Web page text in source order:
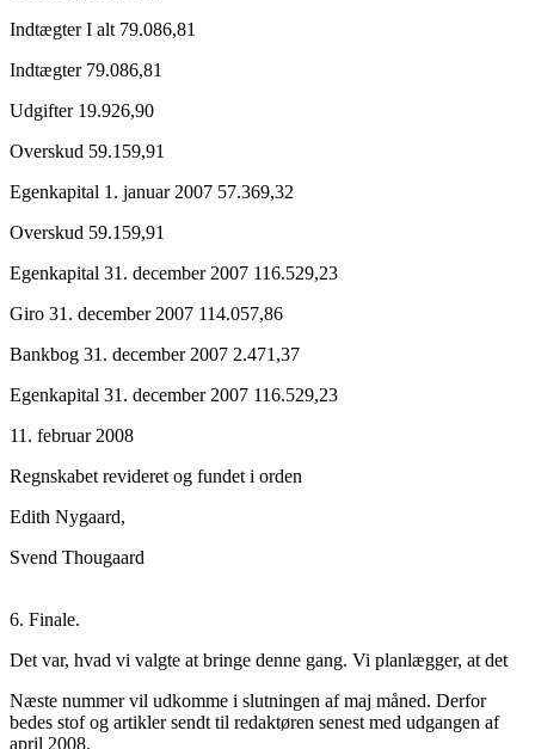
Indtægter I alt 79.086,81
Indtægter 79.086,81
Udgifter 19.926,90
Overskud 59.159,91
Egenkapital 1. januar 2007 57.369,32
Overskud 59.159,91
Egenkapital 31. december 2007 116.529,23
Giro 31. december 2007 114.057,86
Bankbog 31. december 2007 2.471,37
Egenkapital 31. december 2007 116.529,23
11. februar 2008
Regnskabet revideret og fundet i orden
Edith Nygaard,
Svend Thougaard
6. Finale.
Det var, hvad vi valgte at bringe denne gang. Vi planlægger, at det
Næste nummer vil udkomme i slutningen af maj måned. Derfor
bedes stof og artikler sendt til redaktøren senest med udgangen af
april 2008.